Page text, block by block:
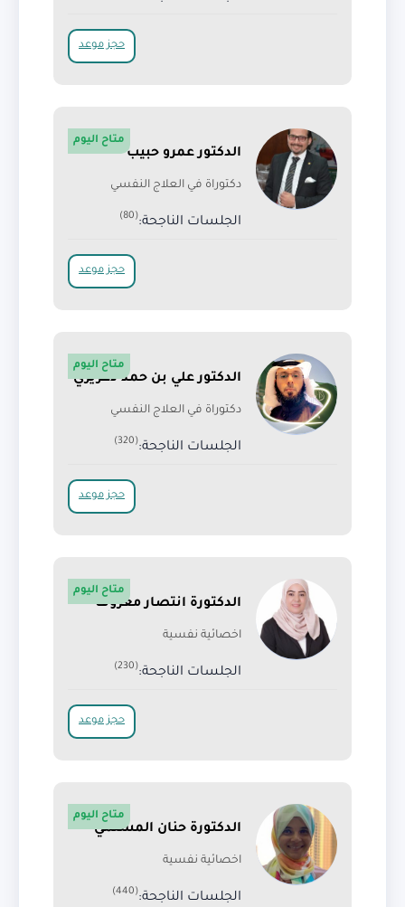
حجز موعد
الدكتور عمرو حبيب
دكتوراة في العلاج النفسي
الجلسات الناجحة:(80)
متاح اليوم
حجز موعد
الدكتور علي بن حمد دغريري
دكتوراة في العلاج النفسي
الجلسات الناجحة:(320)
متاح اليوم
حجز موعد
الدكتورة انتصار معروف
اخصائية نفسية
الجلسات الناجحة:(230)
متاح اليوم
حجز موعد
الدكتورة حنان المسلمي
اخصائية نفسية
الجلسات الناجحة:(440)
متاح اليوم